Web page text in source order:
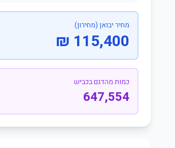
מחיר יבואן (מחירון)
115,400 ₪
כמות מהדגם בכביש
647,554